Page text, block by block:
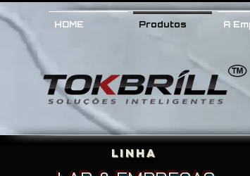
HOME Produtos A
LINHA